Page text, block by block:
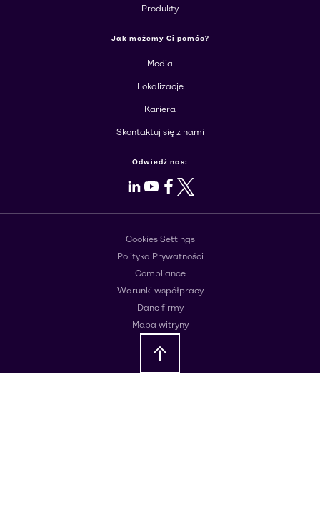
Produkty
Jak możemy Ci pomóc?
Media
Lokalizacje
Kariera
Skontaktuj się z nami
Odwiedź nas:
LinkedIn
Youtube
Facebook
X
Cookies Settings
Polityka Prywatności
Compliance
Warunki współpracy
Dane firmy
Mapa witryny